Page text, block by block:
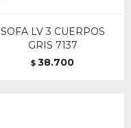
SOFA LV 3 CUERPOS
GRIS 7137
$ 38.700